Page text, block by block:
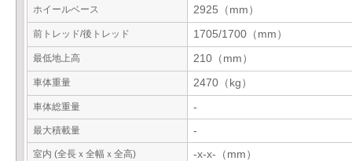
ホイールベース 2925（mm）
前トレッド/後トレッド 1705/1700（mm）
最低地上高 210（mm）
車体重量 2470（kg）
車体総重量 -
最大積載量 -
室内 (全長ｘ全幅ｘ全高) -x-x-（mm）